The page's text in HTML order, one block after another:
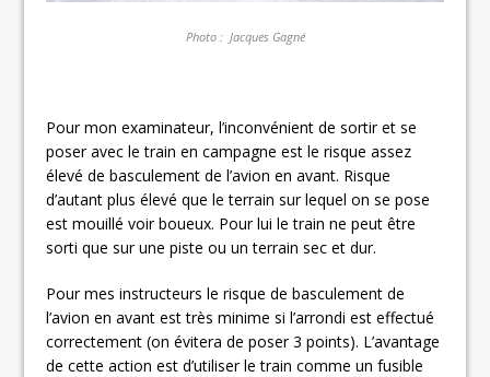
Photo : Jacques Gagné
Pour mon examinateur, l’inconvénient de sortir et se
poser avec le train en campagne est le risque assez
élevé de basculement de l’avion en avant. Risque
d’autant plus élevé que le terrain sur lequel on se pose
est mouillé voir boueux. Pour lui le train ne peut être
sorti que sur une piste ou un terrain sec et dur.
Pour mes instructeurs le risque de basculement de
l’avion en avant est très minime si l’arrondi est effectué
correctement (on évitera de poser 3 points). L’avantage
de cette action est d’utiliser le train comme un fusible